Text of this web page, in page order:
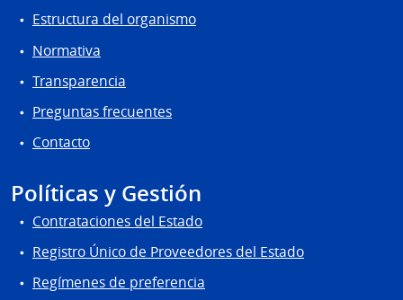
Estructura del organismo
Normativa
Transparencia
Preguntas frecuentes
Contacto
Políticas y Gestión
Contrataciones del Estado
Registro Único de Proveedores del Estado
Regímenes de preferencia